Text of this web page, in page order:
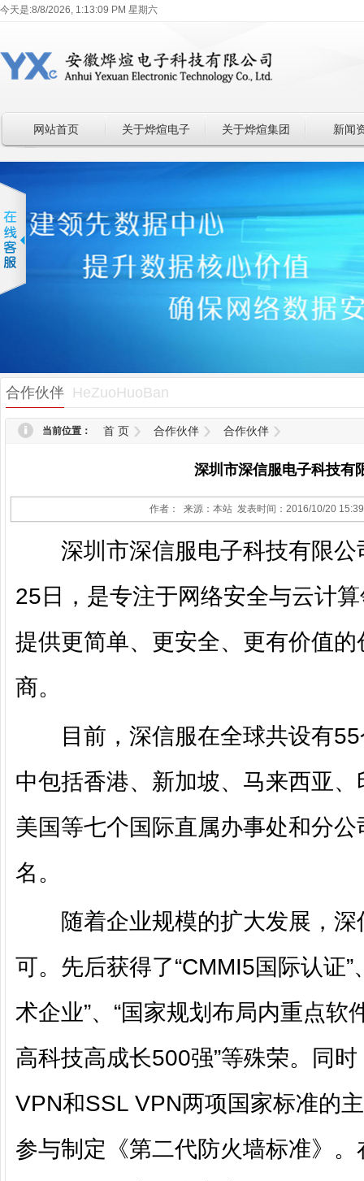
今天是:8/8/2026, 1:13:09 PM 星期六
网站首页 关于烨煊电子 关于烨煊集团 新闻
合作伙伴 HeZuoHuoBan
当前位置： 首 页 合作伙伴 合作伙伴
深圳市深信服电子科技有
作者： 来源：本站 发表时间：2016/10/20
深圳市深信服电子科技有限公
25日，是专注于网络安全与云计
提供更简单、更安全、更有价值
商。
目前，深信服在全球共设有55
中包括香港、新加坡、马来西亚
美国等七个国际直属办事处和分
名。
随着企业规模的扩大发展，深
可。先后获得了“CMMI5国际认证”
术企业”、“国家规划布局内重点软
高科技高成长500强”等殊荣。同
VPN和SSL VPN两项国家标准的
参与制定《第二代防火墙标准》